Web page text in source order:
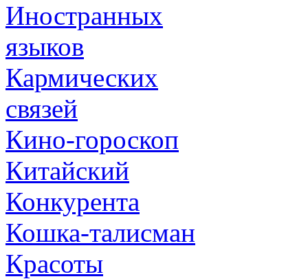
Иностранных
языков
Кармических
связей
Кино-гороскоп
Китайский
Конкурента
Кошка-талисман
Красоты